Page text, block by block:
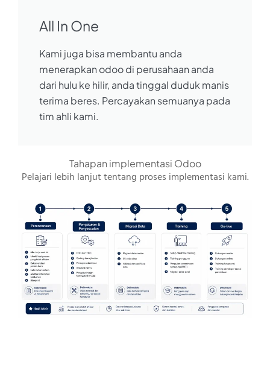
All In One
Kami juga bisa membantu anda
menerapkan odoo di perusahaan anda
dari hulu ke hilir, anda tinggal duduk manis
terima beres. Percayakan semuanya pada
tim ahli kami.
Tahapan implementasi Odoo
Pelajari lebih lanjut tentang proses implementasi kami.